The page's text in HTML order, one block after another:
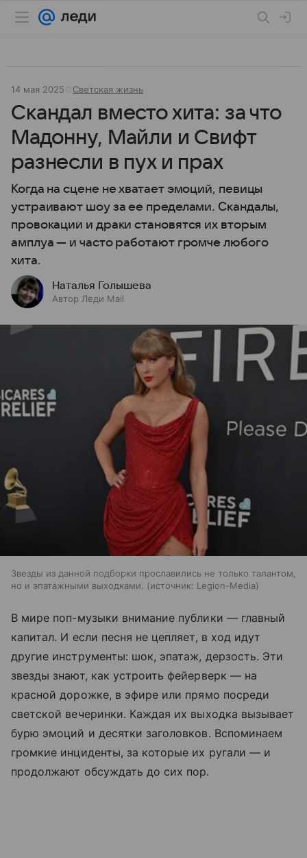
14 мая 2025 Светская жизнь
Скандал вместо хита: за что
Мадонну, Майли и Свифт
разнесли в пух и прах
Когда на сцене не хватает эмоций, певицы
устраивают шоу за ее пределами. Скандалы,
провокации и драки становятся их вторым
амплуа — и часто работают громче любого
хита.
Наталья Голышева
Автор Леди Mail
Звезды из данной подборки прославились не только талантом,
но и эпатажными выходками.
источник: Legion-Media
В мире поп-музыки внимание публики — главный
капитал. И если песня не цепляет, в ход идут
другие инструменты: шок, эпатаж, дерзость. Эти
звезды знают, как устроить фейерверк — на
красной дорожке, в эфире или прямо посреди
светской вечеринки. Каждая их выходка вызывает
бурю эмоций и десятки заголовков. Вспоминаем
громкие инциденты, за которые их ругали — и
продолжают обсуждать до сих пор.